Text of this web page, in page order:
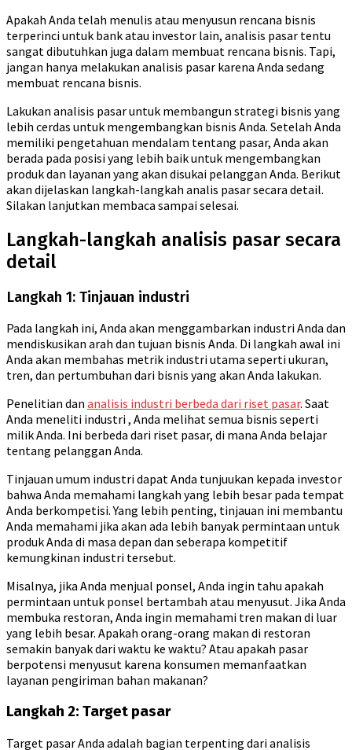
Apakah Anda telah menulis atau menyusun rencana bisnis
terperinci untuk bank atau investor lain, analisis pasar tentu
sangat dibutuhkan juga dalam membuat rencana bisnis. Tapi,
jangan hanya melakukan analisis pasar karena Anda sedang
membuat rencana bisnis.
Lakukan analisis pasar untuk membangun strategi bisnis yang
lebih cerdas untuk mengembangkan bisnis Anda. Setelah Anda
memiliki pengetahuan mendalam tentang pasar, Anda akan
berada pada posisi yang lebih baik untuk mengembangkan
produk dan layanan yang akan disukai pelanggan Anda. Berikut
akan dijelaskan langkah-langkah analis pasar secara detail.
Silakan lanjutkan membaca sampai selesai.
Langkah-langkah analisis pasar secara
detail
Langkah 1: Tinjauan industri
Pada langkah ini, Anda akan menggambarkan industri Anda dan
mendiskusikan arah dan tujuan bisnis Anda. Di langkah awal ini
Anda akan membahas metrik industri utama seperti ukuran,
tren, dan pertumbuhan dari bisnis yang akan Anda lakukan.
Penelitian dan analisis industri berbeda dari riset pasar. Saat
Anda meneliti industri , Anda melihat semua bisnis seperti
milik Anda. Ini berbeda dari riset pasar, di mana Anda belajar
tentang pelanggan Anda.
Tinjauan umum industri dapat Anda tunjuukan kepada investor
bahwa Anda memahami langkah yang lebih besar pada tempat
Anda berkompetisi. Yang lebih penting, tinjauan ini membantu
Anda memahami jika akan ada lebih banyak permintaan untuk
produk Anda di masa depan dan seberapa kompetitif
kemungkinan industri tersebut.
Misalnya, jika Anda menjual ponsel, Anda ingin tahu apakah
permintaan untuk ponsel bertambah atau menyusut. Jika Anda
membuka restoran, Anda ingin memahami tren makan di luar
yang lebih besar. Apakah orang-orang makan di restoran
semakin banyak dari waktu ke waktu? Atau apakah pasar
berpotensi menyusut karena konsumen memanfaatkan
layanan pengiriman bahan makanan?
Langkah 2: Target pasar
Target pasar Anda adalah bagian terpenting dari analisis